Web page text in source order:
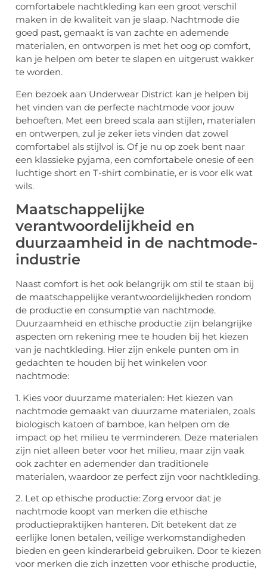
comfortabele nachtkleding kan een groot verschil
maken in de kwaliteit van je slaap. Nachtmode die
goed past, gemaakt is van zachte en ademende
materialen, en ontworpen is met het oog op comfort,
kan je helpen om beter te slapen en uitgerust wakker
te worden.
Een bezoek aan Underwear District kan je helpen bij
het vinden van de perfecte nachtmode voor jouw
behoeften. Met een breed scala aan stijlen, materialen
en ontwerpen, zul je zeker iets vinden dat zowel
comfortabel als stijlvol is. Of je nu op zoek bent naar
een klassieke pyjama, een comfortabele onesie of een
luchtige short en T-shirt combinatie, er is voor elk wat
wils.
Maatschappelijke
verantwoordelijkheid en
duurzaamheid in de nachtmode-
industrie
Naast comfort is het ook belangrijk om stil te staan bij
de maatschappelijke verantwoordelijkheden rondom
de productie en consumptie van nachtmode.
Duurzaamheid en ethische productie zijn belangrijke
aspecten om rekening mee te houden bij het kiezen
van je nachtkleding. Hier zijn enkele punten om in
gedachten te houden bij het winkelen voor
nachtmode:
1. Kies voor duurzame materialen: Het kiezen van
nachtmode gemaakt van duurzame materialen, zoals
biologisch katoen of bamboe, kan helpen om de
impact op het milieu te verminderen. Deze materialen
zijn niet alleen beter voor het milieu, maar zijn vaak
ook zachter en ademender dan traditionele
materialen, waardoor ze perfect zijn voor nachtkleding.
2. Let op ethische productie: Zorg ervoor dat je
nachtmode koopt van merken die ethische
productiepraktijken hanteren. Dit betekent dat ze
eerlijke lonen betalen, veilige werkomstandigheden
bieden en geen kinderarbeid gebruiken. Door te kiezen
voor merken die zich inzetten voor ethische productie,